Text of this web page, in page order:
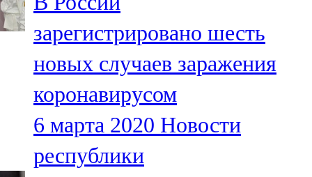
Теләче
106,1 FM
Түбән Кама
102,6 FM
Чирмешән
107,7 FM
зарегистрировано шесть
новых случаев заражения
коронавирусом
6 марта 2020 Новости
республики